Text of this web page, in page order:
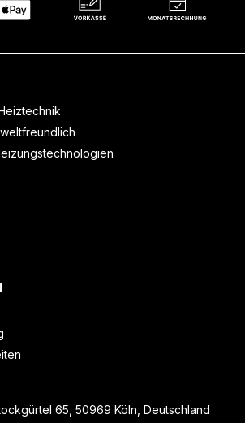
65, 50969 Köln, Deutschland